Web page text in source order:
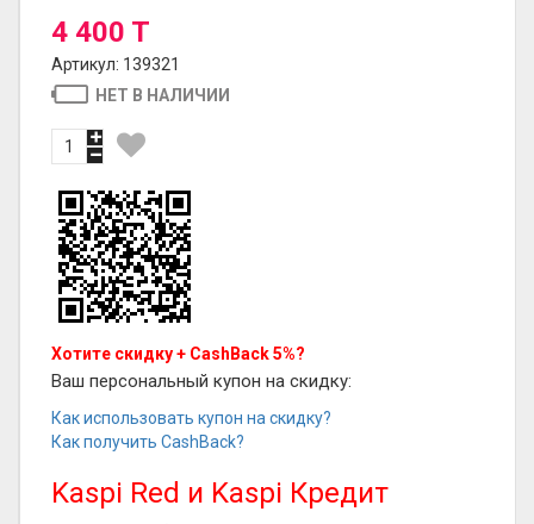
4 400 T
Артикул: 139321
НЕТ В НАЛИЧИИ
Хотите скидку + CashBack 5%?
Ваш персональный купон на скидку:
Как использовать купон на скидку?
Как получить CashBack?
Kaspi Red и Kaspi Кредит